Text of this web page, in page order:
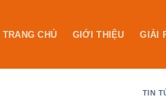
TRANG CHỦ GIỚI THIỆU GIẢI
TIN